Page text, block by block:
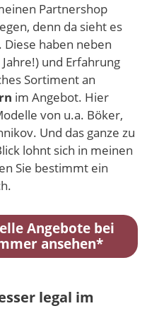
Partnershop
denn da sieht es
Diese haben neben
und Erfahrung
Sortiment an
im Angebot. Hier
von u.a. Böker,
Und das ganze zu
lohnt sich in meinen
Sie bestimmt ein
Angebote bei
ansehen*
legal im